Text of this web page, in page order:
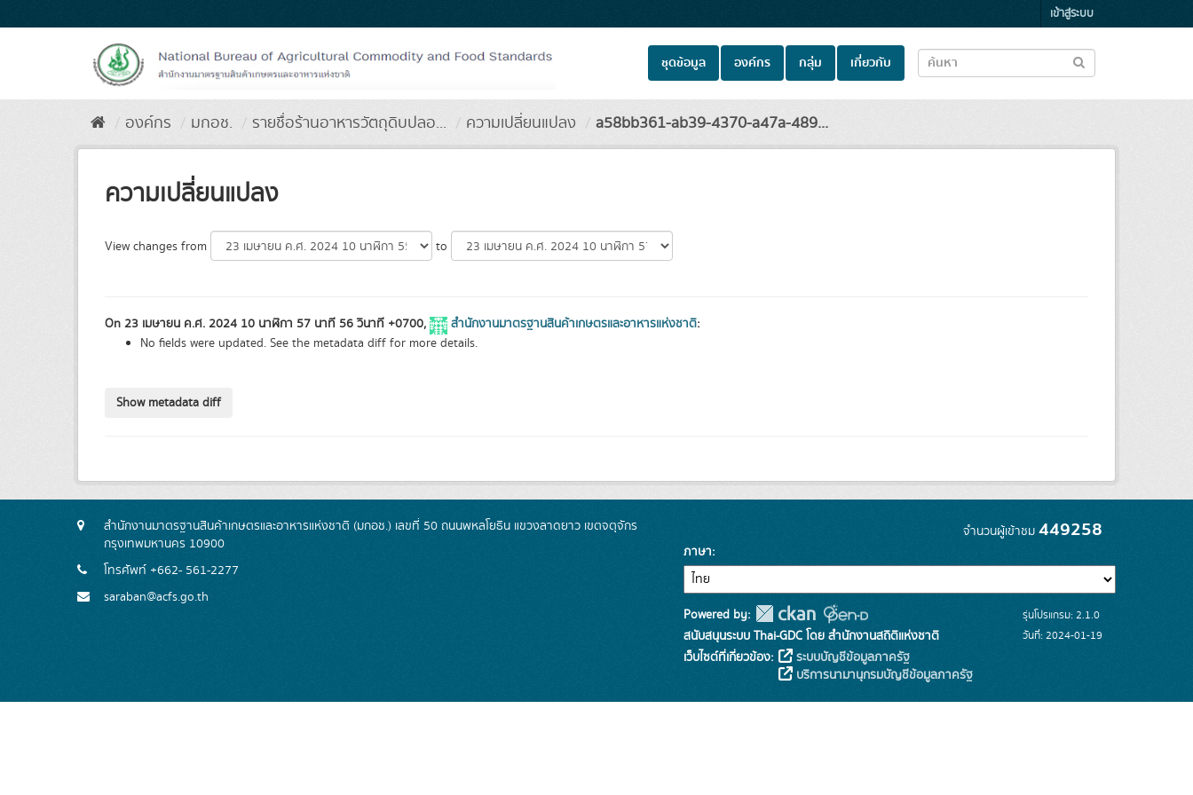
to
เข้าสู่ระบบ
ชุดข้อมูล องค์กร กลุ่ม เกี่ยวกับ
องค์กร มกอช. รายชื่อร้านอาหารวัตถุดิบปลอ... ความเปลี่ยนแปลง a58bb361-ab39-4370-a47a-489...
ความเปลี่ยนแปลง
View changes from to
On 23 เมษายน ค.ศ. 2024 10 นาฬิกา 57 นาที 56 วินาที +0700, สำนักงานมาตรฐานสินค้าเกษตรและอาหารแห่งชาติ:
No fields were updated. See the metadata diff for more details.
สำนักงานมาตรฐานสินค้าเกษตรและอาหารแห่งชาติ (มกอช.) เลขที่ 50 ถนนพหลโยธิน แขวงลาดยาว เขตจตุจักร
กรุงเทพมหานคร 10900
โทรศัพท์ +662- 561-2277
saraban@acfs.go.th
จำนวนผู้เข้าชม 449258
ภาษา
Powered by:
สนับสนุนระบบ Thai-GDC โดย สำนักงานสถิติแห่งชาติ
เว็บไซต์ที่เกี่ยวข้อง:
ระบบบัญชีข้อมูลภาครัฐ
บริการนามานุกรมบัญชีข้อมูลภาครัฐ
รุ่นโปรแกรม: 2.1.0
วันที่: 2024-01-19